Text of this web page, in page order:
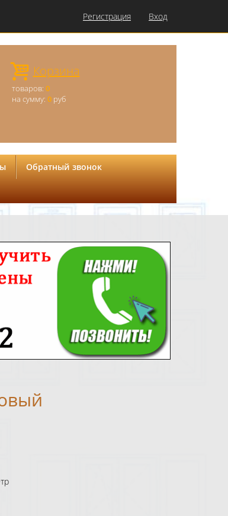
Регистрация Вход
Корзина
товаров: 0
на сумму: 0руб
Обратный звонок